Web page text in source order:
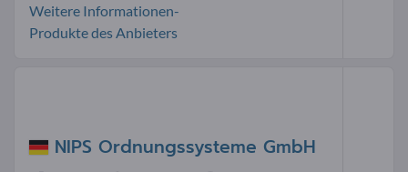
Weitere Informationen-
Produkte des Anbieters
NIPS Ordnungssysteme GmbH